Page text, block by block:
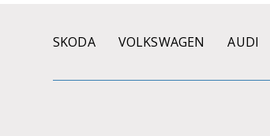
SKODA VOLKSWAGEN AUDI